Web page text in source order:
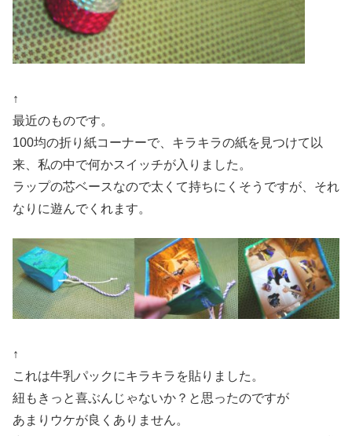
↑
最近のものです。
100均の折り紙コーナーで、キラキラの紙を見つけて以
来、私の中で何かスイッチが入りました。
ラップの芯ベースなので太くて持ちにくそうですが、それ
なりに遊んでくれます。
↑
これは牛乳パックにキラキラを貼りました。
紐もきっと喜ぶんじゃないか？と思ったのですが
あまりウケが良くありません。